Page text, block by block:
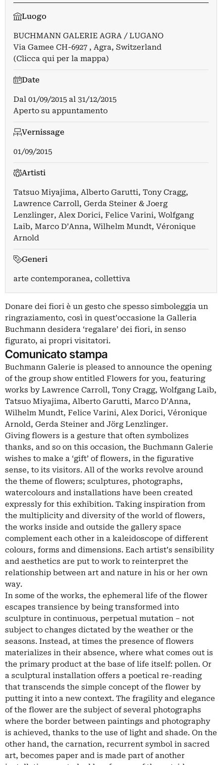
Luogo
BUCHMANN GALERIE AGRA / LUGANO
Via Gamee CH-6927 , Agra, Switzerland
(Clicca qui per la mappa)
Date
Dal 01/09/2015 al 31/12/2015
Aperto su appuntamento
Vernissage
01/09/2015
Artisti
Tatsuo Miyajima, Alberto Garutti, Tony Cragg,
Lawrence Carroll, Gerda Steiner & Joerg
Lenzlinger, Alex Dorici, Felice Varini, Wolfgang
Laib, Marco D’Anna, Wilhelm Mundt, Véronique
Arnold
Generi
arte contemporanea, collettiva
Donare dei fiori è un gesto che spesso simboleggia un
ringraziamento, così in quest’occasione la Galleria
Buchmann desidera ‘regalare’ dei fiori, in senso
figurato, ai propri visitatori.
Comunicato stampa
Buchmann Galerie is pleased to announce the opening
of the group show entitled Flowers for you, featuring
works by Lawrence Carroll, Tony Cragg, Wolfgang Laib,
Tatsuo Miyajima, Alberto Garutti, Marco D’Anna,
Wilhelm Mundt, Felice Varini, Alex Dorici, Véronique
Arnold, Gerda Steiner and Jörg Lenzlinger.
Giving flowers is a gesture that often symbolizes
thanks, and so on this occasion, the Buchmann Galerie
wishes to make a ‘gift’ of flowers, in the figurative
sense, to its visitors. All of the works revolve around
the theme of flowers; sculptures, photographs,
watercolours and installations have been created
expressly for this exhibition. Taking inspiration from
the multiplicity and diversity of the world of flowers,
the works inside and outside the gallery space
complement each other in a kaleidoscope of different
colours, forms and dimensions. Each artist’s sensibility
and aesthetics are put to work to reinterpret the
relationship between art and nature in his or her own
way.
In some of the works, the ephemeral life of the flower
escapes transience by being transformed into
sculpture in continuous, perpetual mutation – not
subject to changes dictated by the weather or the
seasons. Instead, at times the presence of flowers
materializes in their absence, where what comes out is
the primary product at the base of life itself: pollen. Or
a sculptural installation offers a poetical re-reading
that transcends the simple concept of the flower by
putting it into a new context. The fragility and elegance
of the flower are the subject of several photographs
where the border between paintings and photography
is achieved, thanks to the use of light and shade. On the
other hand, the carnation, recurrent symbol in sacred
art, becomes paper and is made part of another